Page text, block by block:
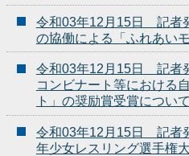
令和03年12月15日 記者
の協働による「ふれあい
令和03年12月15日 記者
コンビナート等における
ト」の奨励賞受賞について
令和03年12月15日 記者
年少女レスリング選手権